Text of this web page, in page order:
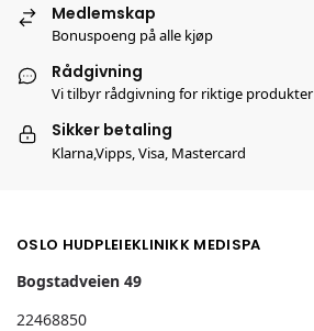
Medlemskap
Bonuspoeng på alle kjøp
Rådgivning
Vi tilbyr rådgivning for riktige produkter
Sikker betaling
Klarna,Vipps, Visa, Mastercard
OSLO HUDPLEIEKLINIKK MEDISPA
Bogstadveien 49
22468850